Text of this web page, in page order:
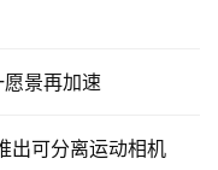
景再加速
出可分离运动相机